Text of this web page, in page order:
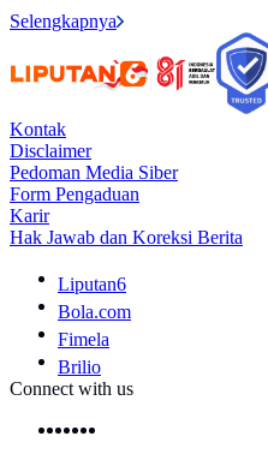
Selengkapnya
Kontak
Disclaimer
Pedoman Media Siber
Form Pengaduan
Karir
Hak Jawab dan Koreksi Berita
Liputan6
Bola.com
Fimela
Brilio
Connect with us